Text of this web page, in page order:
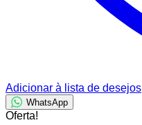
Adicionar à lista de desejos
WhatsApp
Oferta!